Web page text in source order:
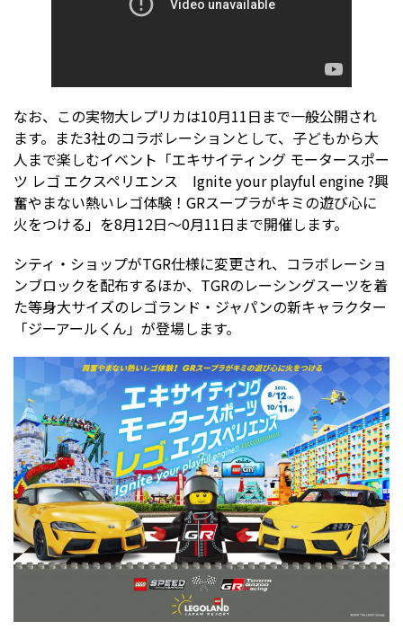
なお、この実物大レプリカは10月11日まで一般公開され
ます。また3社のコラボレーションとして、子どもから大
人まで楽しむイベント「エキサイティング モータースポー
ツ レゴ エクスペリエンス Ignite your playful engine ?興
奮やまない熱いレゴ体験！GRスープラがキミの遊び心に
火をつける」を8月12日～0月11日まで開催します。
シティ・ショップがTGR仕様に変更され、コラボレーショ
ンブロックを配布するほか、TGRのレーシングスーツを着
た等身大サイズのレゴランド・ジャパンの新キャラクター
「ジーアールくん」が登場します。